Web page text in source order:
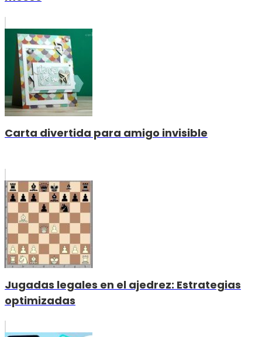
Carta divertida para amigo invisible
Jugadas legales en el ajedrez: Estrategias
optimizadas